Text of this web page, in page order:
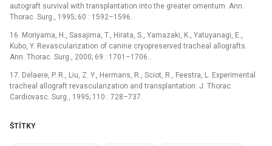
autograft survival with transplantation into the greater omentum. Ann.
Thorac. Surg., 1995; 60 : 1592–1596.
16. Moriyama, H., Sasajima, T., Hirata, S., Yamazaki, K., Yatuyanagi, E.,
Kubo, Y. Revascularization of canine cryopreserved tracheal allografts.
Ann. Thorac. Surg., 2000; 69 : 1701–1706..
17. Delaere, P. R., Liu, Z. Y., Hermans, R., Sciot, R., Feestra, L. Experimental
tracheal allograft revascularization and transplantation. J. Thorac.
Cardiovasc. Surg., 1995; 110 : 728–737.
ŠTÍTKY